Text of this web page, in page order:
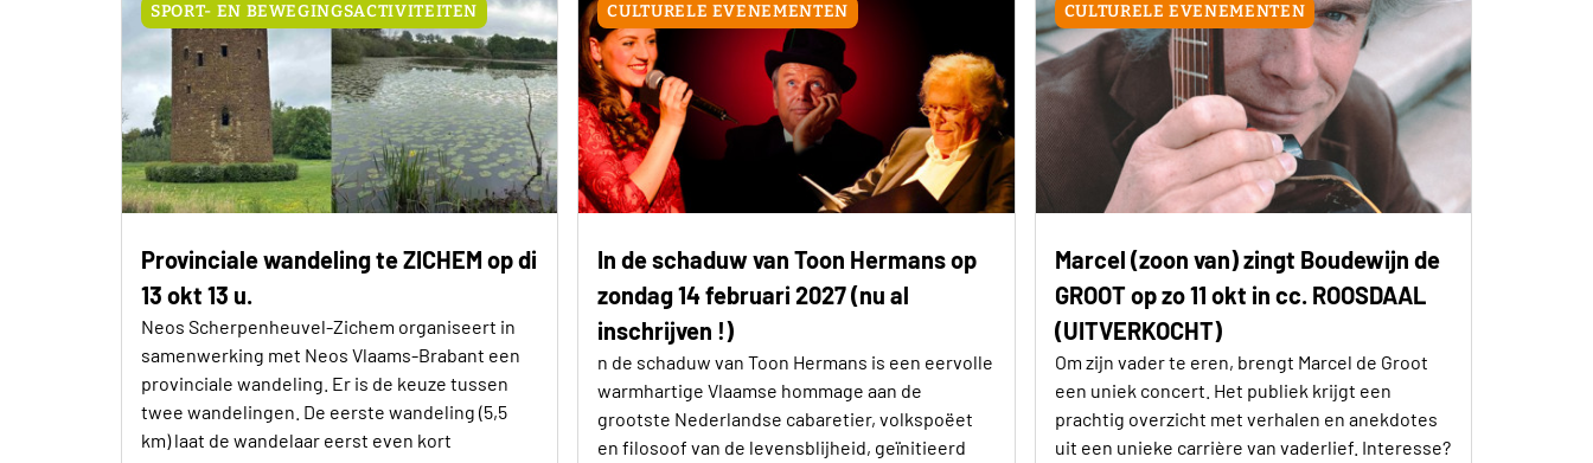
SPORT- EN BEWEGINGSACTIVITEITEN
Provinciale wandeling te ZICHEM op di
13 okt 13 u.
Neos Scherpenheuvel-Zichem organiseert in
samenwerking met Neos Vlaams-Brabant een
provinciale wandeling. Er is de keuze tussen
twee wandelingen. De eerste wandeling (5,5
km) laat de wandelaar eerst even kort
CULTURELE EVENEMENTEN
In de schaduw van Toon Hermans op
zondag 14 februari 2027 (nu al
inschrijven !)
n de schaduw van Toon Hermans is een eervolle
warmhartige Vlaamse hommage aan de
grootste Nederlandse cabaretier, volkspoëet
en filosoof van de levensblijheid, geïnitieerd
CULTURELE EVENEMENTEN
Marcel (zoon van) zingt Boudewijn de
GROOT op zo 11 okt in cc. ROOSDAAL
(UITVERKOCHT)
Om zijn vader te eren, brengt Marcel de Groot
een uniek concert. Het publiek krijgt een
prachtig overzicht met verhalen en anekdotes
uit een unieke carrière van vaderlief. Interesse?